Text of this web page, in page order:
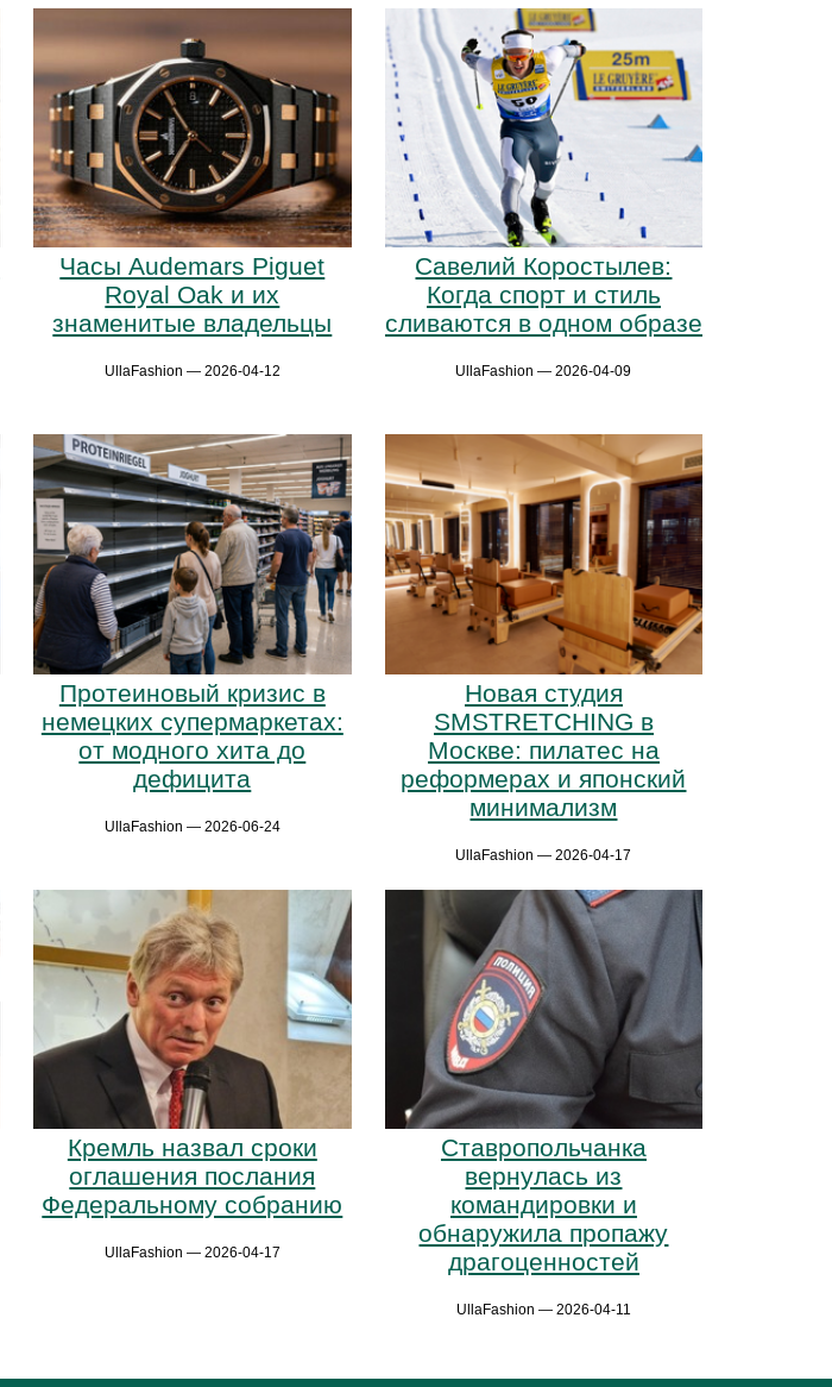
Часы Audemars Piguet
Royal Oak и их
знаменитые владельцы
UllaFashion — 2026-04-12
Савелий Коростылев:
Когда спорт и стиль
сливаются в одном образе
UllaFashion — 2026-04-09
Протеиновый кризис в
немецких супермаркетах:
от модного хита до
дефицита
UllaFashion — 2026-06-24
Новая студия
SMSTRETCHING в
Москве: пилатес на
реформерах и японский
минимализм
UllaFashion — 2026-04-17
Кремль назвал сроки
оглашения послания
Федеральному собранию
UllaFashion — 2026-04-17
Ставропольчанка
вернулась из
командировки и
обнаружила пропажу
драгоценностей
UllaFashion — 2026-04-11